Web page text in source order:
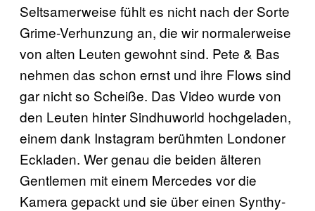
Seltsamerweise fühlt es nicht nach der Sorte
Grime-Verhunzung an, die wir normalerweise
von alten Leuten gewohnt sind. Pete & Bas
nehmen das schon ernst und ihre Flows sind
gar nicht so Scheiße. Das Video wurde von
den Leuten hinter Sindhuworld hochgeladen,
einem dank Instagram berühmten Londoner
Eckladen. Wer genau die beiden älteren
Gentlemen mit einem Mercedes vor die
Kamera gepackt und sie über einen Synthy-